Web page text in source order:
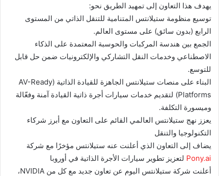
يهدف هذا التعاون إلى تمهيد الطريق نحو:
توسيع منظومة ستيلانتس المتنامية للتنقل الذاتي من المستوى
الرابع (بدون سائق) على مستوى العالم.
الجمع بين هندسة المركبات والحوسبة المعتمدة على الذكاء
الاصطناعي وخدمات النقل التشاركي والإلكترونيات ضمن حل قابل
للتوسع.
البناء على منصات ستيلانتس الجاهزة للقيادة الذاتية (AV-Ready
Platforms) لتقديم خدمات سيارات أجرة ذاتية القيادة آمنة وفعّالة
وميسورة التكلفة.
يعزز نهج ستيلانتس العالمي القائم على التعاون مع أبرز شركاء
التكنولوجيا والتنقل
يضاف إلى التعاون الذي أعلنت عنه ستيلانتس مؤخرًا مع شركة
Pony.ai لتعزيز تطوير سيارات الأجرة الذاتية في أوروبا
أعلنت شركة ستيلانتس اليوم عن تعاون جديد مع كل من NVIDIA،